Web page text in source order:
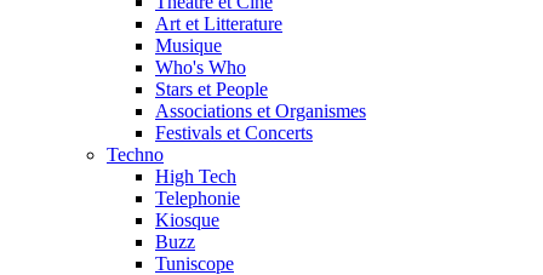
Art et Litterature
Musique
Who's Who
Stars et People
Associations et Organismes
Festivals et Concerts
Techno
High Tech
Telephonie
Kiosque
Buzz
Tuniscope